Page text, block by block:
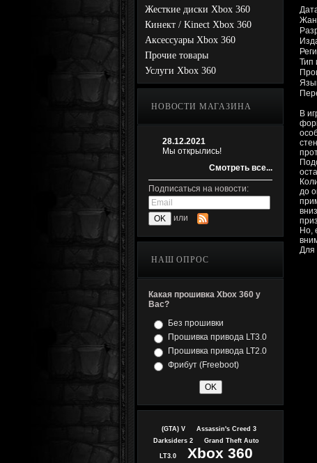
Жесткие диски Xbox 360
Кинект / Kinect Xbox 360
Аксессуары Xbox 360
Прочие товары
Услуги Xbox 360
НОВОСТИ МАГАЗИНА
28.12.2021
Мы открылись!
Смотреть все...
Подписаться на новости:
или
НАШ ОПРОС
Какая прошивка Xbox 360 у
Вас?
Без прошивки
Прошивка привода LT3.0
Прошивка привода LT2.0
Фрибут (Freeboot)
(GTA) V
Assassin's Creed 3
Darksiders 2
Grand Theft Auto
LT3.0 Xbox 360
Тип
В
до
Но,
Для